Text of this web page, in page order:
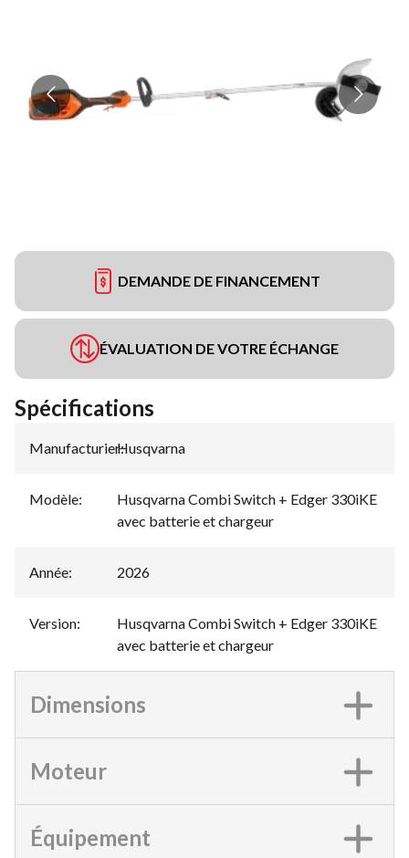
DEMANDE DE FINANCEMENT
ÉVALUATION DE VOTRE ÉCHANGE
Spécifications
Manufacturier:
Husqvarna
Modèle:
Husqvarna Combi Switch + Edger 330iKE
avec batterie et chargeur
Année: 2026
Version:
Husqvarna Combi Switch + Edger 330iKE
avec batterie et chargeur
Dimensions
Moteur
Équipement